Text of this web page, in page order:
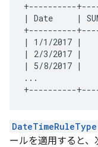
+----------
| Date     |
+----------
| 1/1/2017 |
| 2/3/2017 |
| 5/8/2017 |
...
DateTimeRuleType
ールを適用すると